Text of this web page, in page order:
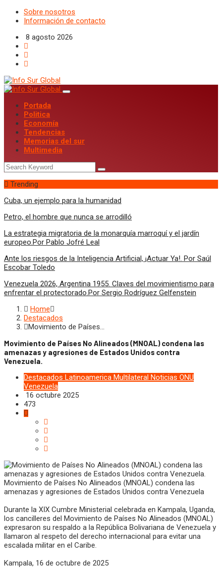
Sobre nosotros
Información de contacto
8 agosto 2026
Portada
Politica
Economía
Tendencias
Memorias del sur
Multimedia
Trending
Cuba, un ejemplo para la humanidad
Petro, el hombre que nunca se arrodilló
La estrategia migratoria de la monarquía marroquí y el jardín
europeo.Por Pablo Jofré Leal
Ante los riesgos de la Inteligencia Artificial, ¡Actuar Ya!. Por Saúl
Escobar Toledo
Venezuela 2026, Argentina 1955. Claves del movimientismo para
enfrentar el protectorado.Por Sergio Rodríguez Gelfenstein
Home
Destacados
Movimiento de Países…
Movimiento de Países No Alineados (MNOAL) condena las
amenazas y agresiones de Estados Unidos contra
Venezuela.
Destacados Latinoamerica Multilateral Noticias ONU
Venezuela
16 octubre 2025
473
Movimiento de Países No Alineados (MNOAL) condena las
amenazas y agresiones de Estados Unidos contra Venezuela
Durante la XIX Cumbre Ministerial celebrada en Kampala, Uganda,
los cancilleres del Movimiento de Países No Alineados (MNOAL)
expresaron su respaldo a la República Bolivariana de Venezuela y
llamaron al respeto del derecho internacional para evitar una
escalada militar en el Caribe.
Kampala, 16 de octubre de 2025